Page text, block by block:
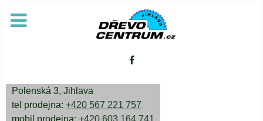
Polenská 3, Jihlava
tel prodejna: +420 567 221 757
mobil prodejna: +420 603 164 741